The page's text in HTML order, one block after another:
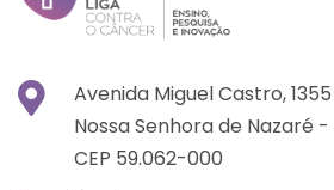
Avenida Miguel Castro, 1355
Nossa Senhora de Nazaré -
CEP 59.062-000